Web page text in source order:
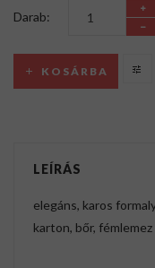
Darab:
KOSÁRBA
LEÍRÁS
elegáns, karos
karton, bőr,